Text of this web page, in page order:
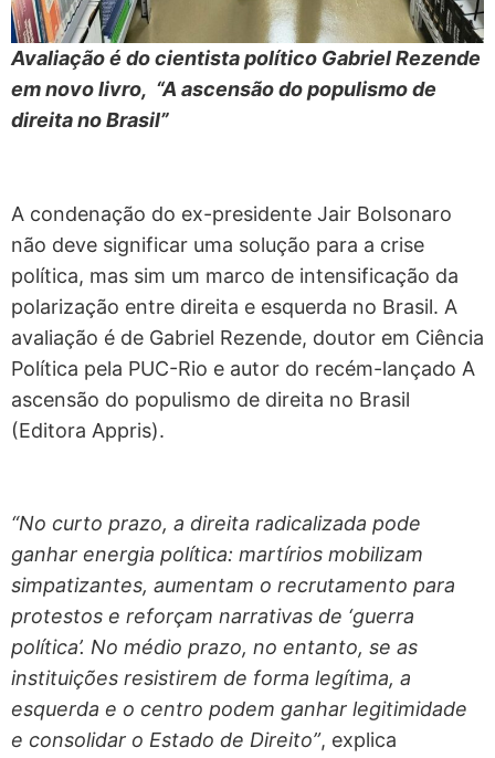
Avaliação é do cientista político Gabriel Rezende
em novo livro, “A ascensão do populismo de
direita no Brasil”
A condenação do ex-presidente Jair Bolsonaro
não deve significar uma solução para a crise
política, mas sim um marco de intensificação da
polarização entre direita e esquerda no Brasil. A
avaliação é de Gabriel Rezende, doutor em Ciência
Política pela PUC-Rio e autor do recém-lançado A
ascensão do populismo de direita no Brasil
(Editora Appris).
“No curto prazo, a direita radicalizada pode
ganhar energia política: martírios mobilizam
simpatizantes, aumentam o recrutamento para
protestos e reforçam narrativas de ‘guerra
política’. No médio prazo, no entanto, se as
instituições resistirem de forma legítima, a
esquerda e o centro podem ganhar legitimidade
e consolidar o Estado de Direito”, explica